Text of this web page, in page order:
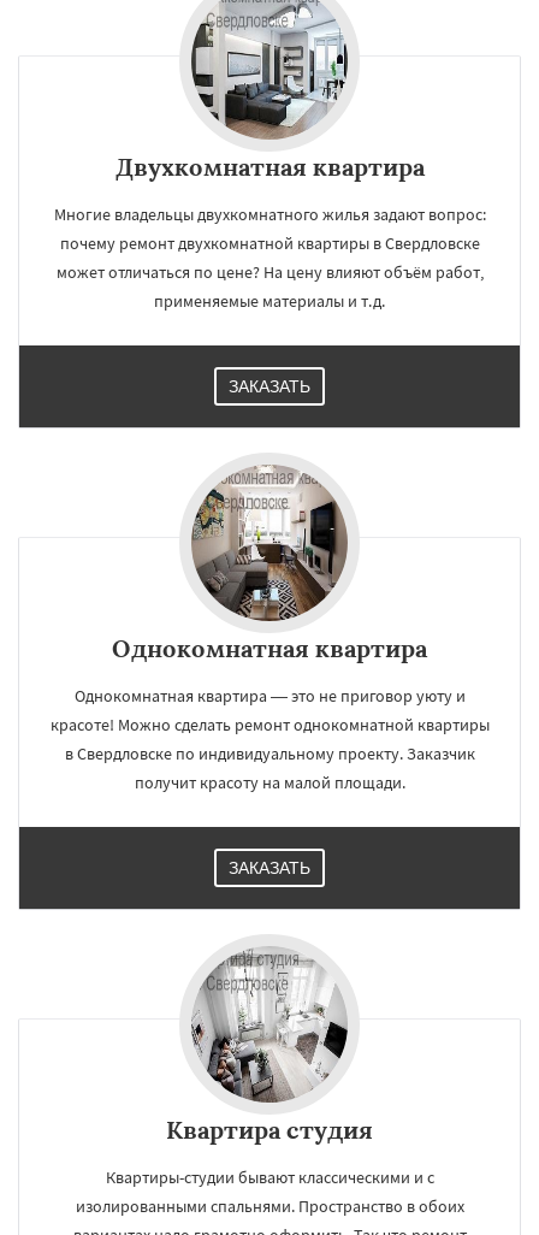
Двухкомнатная квартира
Многие владельцы двухкомнатного жилья задают вопрос:
почему ремонт двухкомнатной квартиры в Свердловске
может отличаться по цене? На цену влияют объём работ,
применяемые материалы и т.д.
ЗАКАЗАТЬ
Однокомнатная квартира
Однокомнатная квартира — это не приговор уюту и
красоте! Можно сделать ремонт однокомнатной квартиры
в Свердловске по индивидуальному проекту. Заказчик
получит красоту на малой площади.
ЗАКАЗАТЬ
Квартира студия
Квартиры-студии бывают классическими и с
изолированными спальнями. Пространство в обоих